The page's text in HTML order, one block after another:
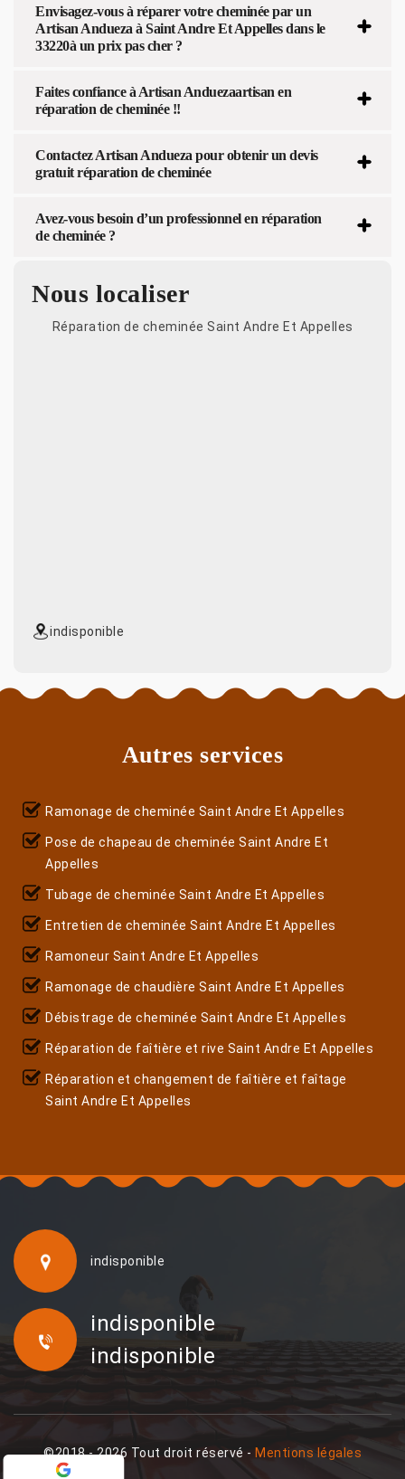
Envisagez-vous à réparer votre cheminée par un
Artisan Andueza à Saint Andre Et Appelles dans le
33220à un prix pas cher ?
Faites confiance à Artisan Anduezaartisan en
réparation de cheminée !!
Contactez Artisan Andueza pour obtenir un devis
gratuit réparation de cheminée
Avez-vous besoin d’un professionnel en réparation
de cheminée ?
Nous localiser
Réparation de cheminée Saint Andre Et Appelles
indisponible
Autres services
Ramonage de cheminée Saint Andre Et Appelles
Pose de chapeau de cheminée Saint Andre Et
Appelles
Tubage de cheminée Saint Andre Et Appelles
Entretien de cheminée Saint Andre Et Appelles
Ramoneur Saint Andre Et Appelles
Ramonage de chaudière Saint Andre Et Appelles
Débistrage de cheminée Saint Andre Et Appelles
Réparation de faîtière et rive Saint Andre Et Appelles
Réparation et changement de faîtière et faîtage
Saint Andre Et Appelles
indisponible
indisponible
indisponible
©2018 - 2026 Tout droit réservé - Mentions légales